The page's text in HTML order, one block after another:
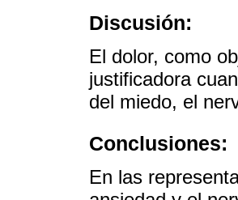
Discusión:
El dolor, como
justificadora
del miedo, el
Conclusiones:
En las